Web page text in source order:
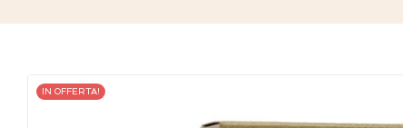
IN OFFERTA!